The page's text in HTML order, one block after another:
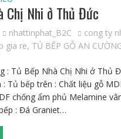
Chị Nhi ở Thủ Đức
nhattinphat_B2C cong ty
gia re, TỦ BẾP GỖ AN
: Tủ Bếp Nhà Chị Nhi ở Thủ
Tủ bếp trên : Chất liệu gỗ
chống ẩm phủ Melamine
: Đá Graniet…